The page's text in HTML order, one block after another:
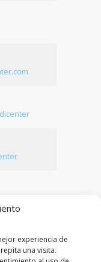
experiencia de
una visita.
day-to-day